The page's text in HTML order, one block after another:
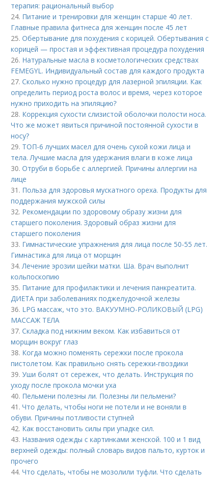
терапия: рациональный выбор
24. Питание и тренировки для женщин старше 40 лет.
Главные правила фитнеса для женщин после 45 лет
25.Обертывание для похудения с корицей. Обертывания с
корицей — простая и эффективная процедура похудения
26. Натуральные масла в косметологических средствах
FEMEGYL. Индивидуальный состав для каждого продукта
27.Сколько нужно процедур для лазерной эпиляции. Как
определить период роста волос и время, через которое
нужно приходить на эпиляцию?
28. Коррекция сухости слизистой оболочки полости носа.
Что же может явиться причиной постоянной сухости в
носу?
29. ТОП-6 лучших масел для очень сухой кожи лица и
тела. Лучшие масла для удержания влаги в коже лица
30.Отруби в борьбе с аллергией. Причины аллергии на
лице
31. Польза для здоровья мускатного ореха. Продукты для
поддержания мужской силы
32. Рекомендации по здоровому образу жизни для
старшего поколения. Здоровый образ жизни для
старшего поколения
33. Гимнастические упражнения для лица после 50-55 лет.
Гимнастика для лица от морщин
34.Лечение эрозии шейки матки. Ша. Врач выполнит
кольпоскопию
35. Питание для профилактики и лечения панкреатита.
ДИЕТА при заболеваниях поджелудочной железы
36. LPG массаж, что это. ВАКУУМНО-РОЛИКОВЫЙ (LPG)
МАССАЖ ТЕЛА
37.Складка под нижним веком. Как избавиться от
морщин вокруг глаз
38. Когда можно поменять сережки после прокола
пистолетом. Как правильно снять сережки-гвоздики
39.Уши болят от сережек, что делать. Инструкция по
уходу после прокола мочки уха
40. Пельмени полезны ли. Полезны ли пельмени?
41.Что делать, чтобы ноги не потели и не воняли в
обуви. Причины потливости ступней
42. Как восстановить силы при упадке сил.
43. Названия одежды с картинками женской. 100 и 1 вид
верхней одежды: полный словарь видов пальто, курток и
прочего
44.Что сделать, чтобы не мозолили туфли. Что сделать